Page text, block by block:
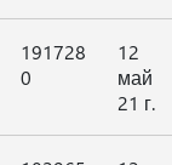
191728
0
12
май
21 г.